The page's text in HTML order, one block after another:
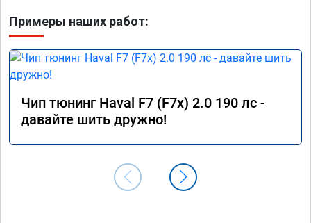
Примеры наших работ:
Чип тюнинг Haval F7 (F7x) 2.0 190 лс -
давайте шить дружно!